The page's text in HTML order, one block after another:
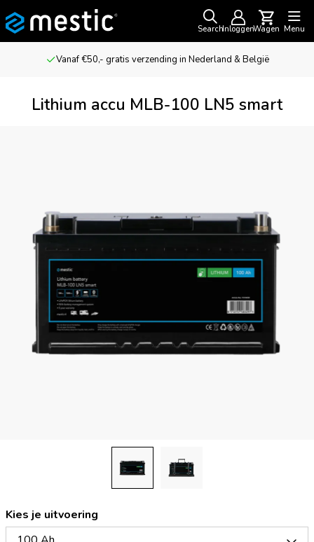
SearchInloggenWagen Menu
Voor outdoor avonturiers & kampeerliefhebbers
Lithium accu MLB-100 LN5 smart
Kies je uitvoering